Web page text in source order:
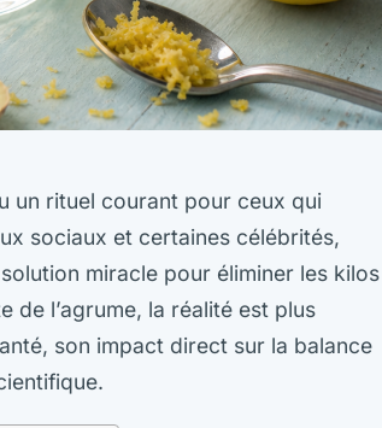
un rituel courant pour ceux qui
sociaux et certaines célébrités,
miracle pour éliminer les kilos
de l’agrume, la réalité est plus
son impact direct sur la balance